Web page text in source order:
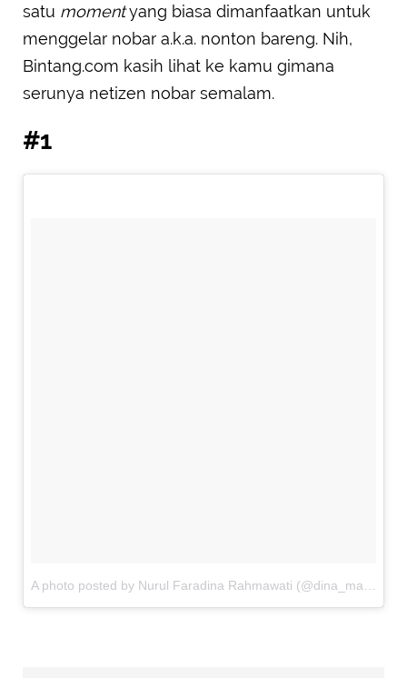
satu momentyang biasa dimanfaatkan untuk
menggelar nobar a.k.a. nonton bareng. Nih,
Bintang.com kasih lihat ke kamu gimana
serunya netizen nobar semalam.
#1
A photo posted by Nurul Faradina Rahmawati (@dina_marquez)